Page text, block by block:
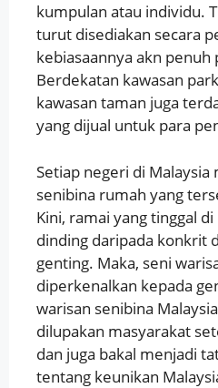
kumpulan atau individu.
turut disediakan secara
kebiasaannya akn penuh
Berdekatan kawasan
kawasan taman juga
yang dijual untuk para
Setiap negeri di
senibina rumah yang
Kini, ramai yang tinggal
dinding daripada konkrit
genting. Maka, seni
diperkenalkan kepada
warisan senibina
dilupakan masyarakat
dan juga bakal menjadi
tentang keunikan